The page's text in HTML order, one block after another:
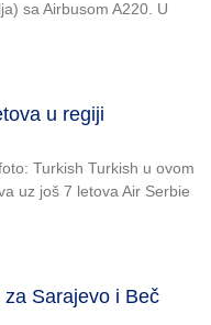
sa Airbusom A220. U
u regiji
Turkish Turkish u ovom
uz još 7 letova Air Serbie
Sarajevo i Beč